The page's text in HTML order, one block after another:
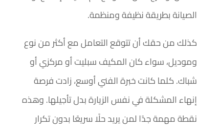
الصيانة بطريقة نظيفة ومنظمة.
كذلك من حقك أن تتوقع التعامل مع أكثر من نوع
وموديل، سواء كان المكيف سبليت أو مركزي أو
شباك. كلما كانت خبرة الفني أوسع، زادت فرصة
إنهاء المشكلة في نفس الزيارة بدل تأجيلها. وهذه
نقطة مهمة جدًا لمن يريد حلًا سريعًا بدون تكرار